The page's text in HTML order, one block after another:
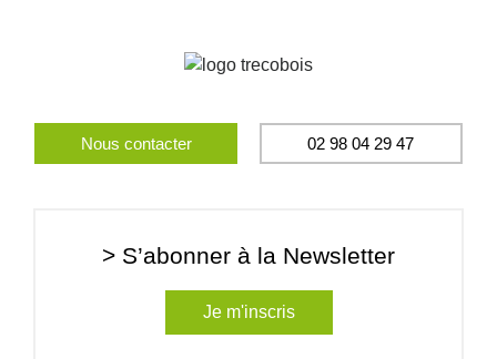
Nous contacter 02 98 04 29 47
> S’abonner à la Newsletter
Je m'inscris